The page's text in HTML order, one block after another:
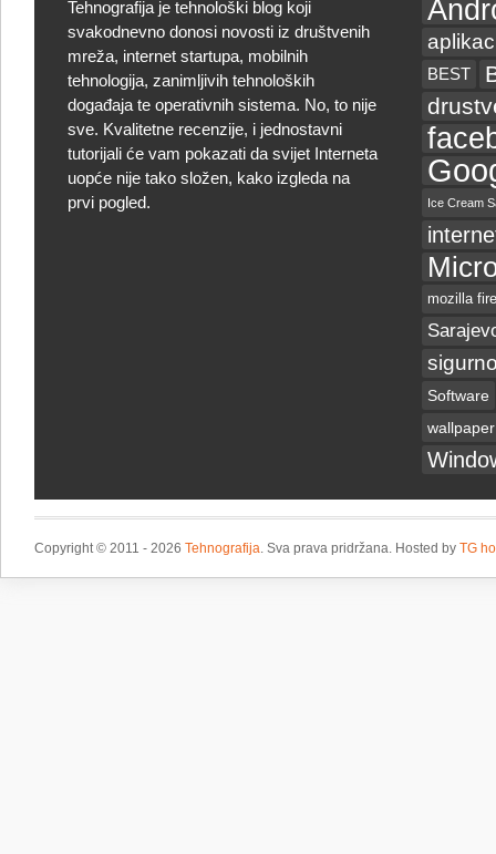
Tehnografija je tehnološki blog koji
svakodnevno donosi novosti iz društvenih
mreža, internet startupa, mobilnih
tehnologija, zanimljivih tehnoloških
događaja te operativnih sistema. No, to nije
sve. Kvalitetne recenzije, i jednostavni
tutorijali će vam pokazati da svijet Interneta
uopće nije tako složen, kako izgleda na
prvi pogled.
BEST
Ice Cream
mozilla
Software
wallpaper
Copyright © 2011 - 2026 Tehnografija. Sva prava pridržana. Hosted by TG